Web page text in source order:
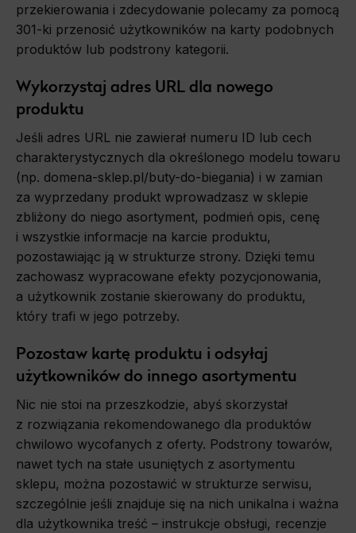
przekierowania i zdecydowanie polecamy za pomocą
301-ki przenosić użytkowników na karty podobnych
produktów lub podstrony kategorii.
Wykorzystaj adres URL dla nowego
produktu
Jeśli adres URL nie zawierał numeru ID lub cech
charakterystycznych dla określonego modelu towaru
(np. domena-sklep.pl/buty-do-biegania) i w zamian
za wyprzedany produkt wprowadzasz w sklepie
zbliżony do niego asortyment, podmień opis, cenę
i wszystkie informacje na karcie produktu,
pozostawiając ją w strukturze strony. Dzięki temu
zachowasz wypracowane efekty pozycjonowania,
a użytkownik zostanie skierowany do produktu,
który trafi w jego potrzeby.
Pozostaw kartę produktu i odsyłaj
użytkowników do innego asortymentu
Nic nie stoi na przeszkodzie, abyś skorzystał
z rozwiązania rekomendowanego dla produktów
chwilowo wycofanych z oferty. Podstrony towarów,
nawet tych na stałe usuniętych z asortymentu
sklepu, można pozostawić w strukturze serwisu,
szczególnie jeśli znajduje się na nich unikalna i ważna
dla użytkownika treść – instrukcje obsługi, recenzje